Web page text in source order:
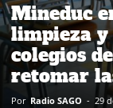
Mineduc
limpieza y
colegios
retomar
Por Radio SAGO - 29